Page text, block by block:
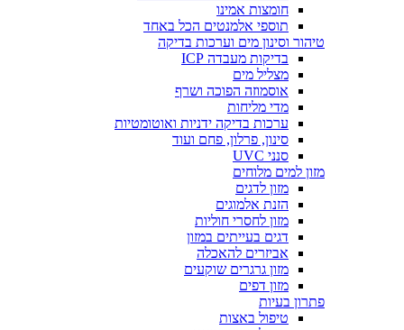
חומצות אמינו
תוספי אלמנטים הכל באחד
טיהור וסינון מים וערכות בדיקה
בדיקות מעבדה ICP
מצליל מים
אוסמוזה הפוכה ושרף
מדי מליחות
ערכות בדיקה ידניות ואוטומטיות
סינון, פרלון, פחם ועוד
סנני UVC
מזון למים מלוחים
מזון לדגים
הזנת אלמוגים
מזון לחסרי חוליות
דגים בעייתים במזון
אביזרים להאכלה
מזון גרגרים שוקעים
מזון דפים
פתרון בעיות
טיפול באצות